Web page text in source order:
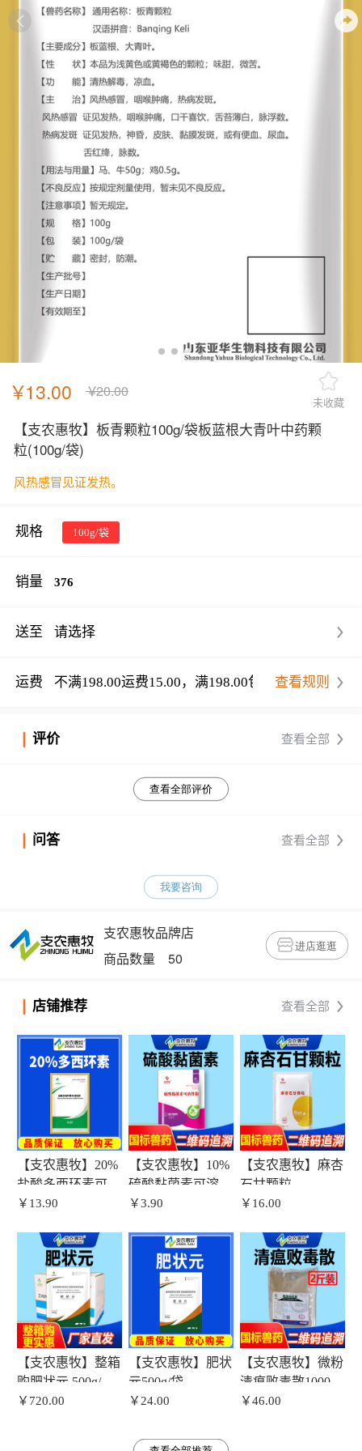
￥13.00 ￥20.00
未收藏
【支农惠牧】板青颗粒100g/袋板蓝根大青叶中药颗
粒(100g/袋)
风热感冒见证发热。
规格 100g/袋
销量 376
送至 请选择
运费 不满198.00运费15.00，满198.00包邮 查看规则
评价 查看全部
查看全部评价
问答 查看全部
我要咨询
支农惠牧品牌店
商品数量 50
进店逛逛
店铺推荐 查看全部
【支农惠牧】20%
盐酸多西环素可溶
性粉
￥13.90
【支农惠牧】10%
硫酸黏菌素可溶性
粉100g
￥3.90
【支农惠牧】麻杏
石甘颗粒
￥16.00
【支农惠牧】整箱
购肥状元 500g/袋
*30袋/箱
￥720.00
【支农惠牧】肥状
元500g/袋
￥24.00
【支农惠牧】微粉
清瘟败毒散1000g/
袋
￥46.00